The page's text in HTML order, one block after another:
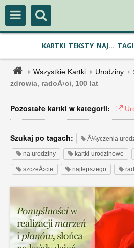
KARTKI TEKSTY NAJ... TAGI
Wszystkie Kartki Urodziny
zdrowia, radoÅ›ci, 100 lat
Pozostałe kartki w kategorii:
Szukaj po tagach: Å¼yczenia
na urodziny kartki urodzinowe
szczeÅ›cie najlepszego